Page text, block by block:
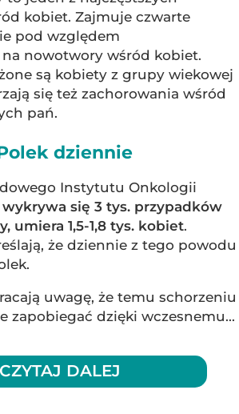
kobiet. Zajmuje czwarte
pod względem
nowotwory wśród kobiet.
są kobiety z grupy wiekowej
się też zachorowania wśród
pań.
dziennie
Instytutu Onkologii
się 3 tys. przypadków
umiera 1,5-1,8 tys. kobiet.
że dziennie z tego powodu
uwagę, że temu schorzeniu
zapobiegać dzięki wczesnemu...
CZYTAJ DALEJ